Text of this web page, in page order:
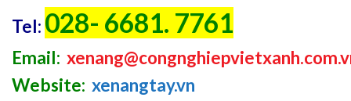
Tel: 028- 6681. 7761
Email:
Website: xenangtay.vn